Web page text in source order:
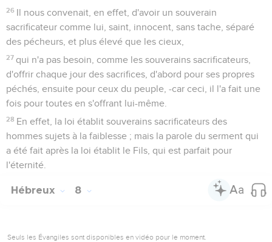
26 Il nous convenait, en effet, d'avoir un souverain
sacrificateur comme lui, saint, innocent, sans tache, séparé
des pécheurs, et plus élevé que les cieux,
27 qui n'a pas besoin, comme les souverains sacrificateurs,
d'offrir chaque jour des sacrifices, d'abord pour ses propres
péchés, ensuite pour ceux du peuple, -car ceci, il l'a fait une
fois pour toutes en s'offrant lui-même.
28 En effet, la loi établit souverains sacrificateurs des
hommes sujets à la faiblesse ; mais la parole du serment qui
a été fait après la loi établit le Fils, qui est parfait pour
l'éternité.
Hébreux 8
Seuls les Évangiles sont disponibles en vidéo pour le moment.